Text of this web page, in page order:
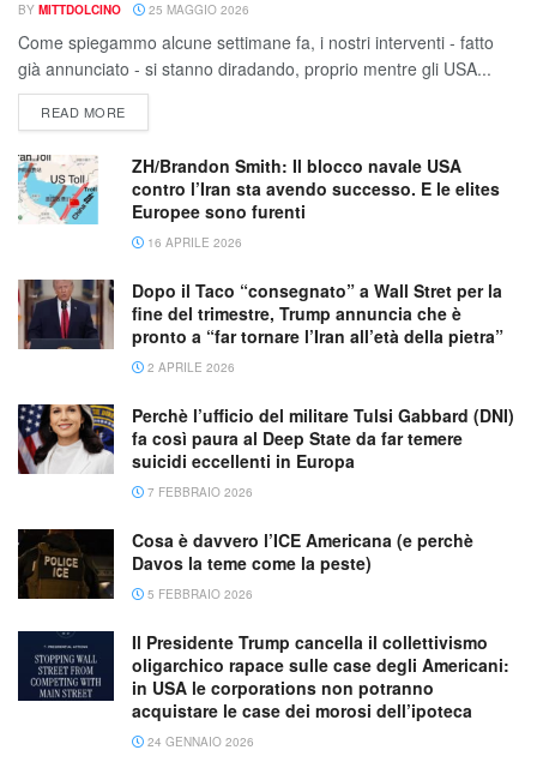
BY MITTDOLCINO 25 MAGGIO 2026
Come spiegammo alcune settimane fa, i nostri interventi - fatto
già annunciato - si stanno diradando, proprio mentre gli USA...
READ MORE
ZH/Brandon Smith: Il blocco navale USA
contro l’Iran sta avendo successo. E le elites
Europee sono furenti
16 APRILE 2026
Dopo il Taco “consegnato” a Wall Stret per la
fine del trimestre, Trump annuncia che è
pronto a “far tornare l’Iran all’età della pietra”
2 APRILE 2026
Perchè l’ufficio del militare Tulsi Gabbard (DNI)
fa così paura al Deep State da far temere
suicidi eccellenti in Europa
7 FEBBRAIO 2026
Cosa è davvero l’ICE Americana (e perchè
Davos la teme come la peste)
5 FEBBRAIO 2026
Il Presidente Trump cancella il collettivismo
oligarchico rapace sulle case degli Americani:
in USA le corporations non potranno
acquistare le case dei morosi dell’ipoteca
24 GENNAIO 2026